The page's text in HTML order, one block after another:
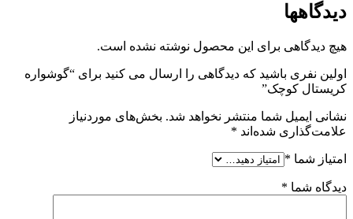
دیدگاهها
هیچ دیدگاهی برای این محصول نوشته نشده است.
اولین نفری باشید که دیدگاهی را ارسال می کنید برای “گوشواره
کریستال کوچک”
نشانی ایمیل شما منتشر نخواهد شد. بخش‌های موردنیاز
علامت‌گذاری شده‌اند *
امتیاز شما *
دیدگاه شما *